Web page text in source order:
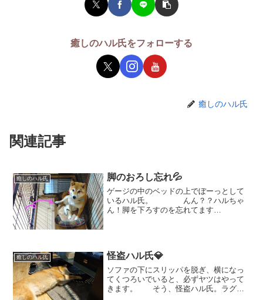
癒しのハル氏をフォローする
癒しのハル氏
関連記事
癒しのハル氏 脚のおろし忘れ💦
ゲージの中のベッドの上でぼーっとして
いるハル氏。 んん？？ハルちゃ
ん！脚を下ろすのを忘れてます
癒しのハル氏 怪盗ハル氏💎
ソファの下にスリッパを脱ぎ、横になっ
てくつろいでいると、必ずヤツはやって
きます。 そう、怪盗ハル氏。ラグを